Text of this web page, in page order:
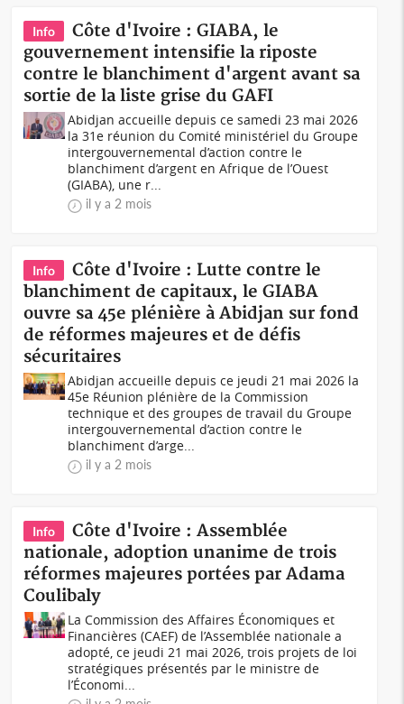
Info
Côte d'Ivoire : GIABA, le
gouvernement intensifie la riposte
contre le blanchiment d'argent avant sa
sortie de la liste grise du GAFI
Abidjan accueille depuis ce samedi 23 mai 2026
la 31e réunion du Comité ministériel du Groupe
intergouvernemental d’action contre le
blanchiment d’argent en Afrique de l’Ouest
(GIABA), une r...
il y a 2 mois
Info
Côte d'Ivoire : Lutte contre le
blanchiment de capitaux, le GIABA
ouvre sa 45e plénière à Abidjan sur fond
de réformes majeures et de défis
sécuritaires
Abidjan accueille depuis ce jeudi 21 mai 2026 la
45e Réunion plénière de la Commission
technique et des groupes de travail du Groupe
intergouvernemental d’action contre le
blanchiment d’arge...
il y a 2 mois
Info
Côte d'Ivoire : Assemblée
nationale, adoption unanime de trois
réformes majeures portées par Adama
Coulibaly
La Commission des Affaires Économiques et
Financières (CAEF) de l’Assemblée nationale a
adopté, ce jeudi 21 mai 2026, trois projets de loi
stratégiques présentés par le ministre de
l’Économi...